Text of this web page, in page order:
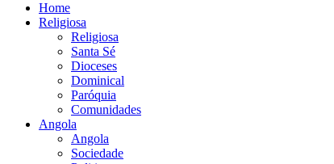
Home
Religiosa
Religiosa
Santa Sé
Dioceses
Dominical
Paróquia
Comunidades
Angola
Angola
Sociedade